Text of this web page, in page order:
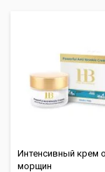
Интенсивный крем
морщин